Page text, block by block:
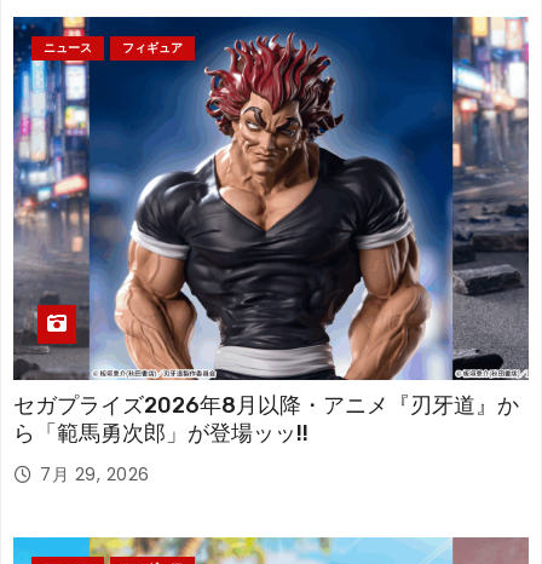
ニュース フィギュア
セガプライズ2026年8月以降・アニメ『刃牙道』か
ら「範馬勇次郎」が登場ッッ!!
7月 29, 2026